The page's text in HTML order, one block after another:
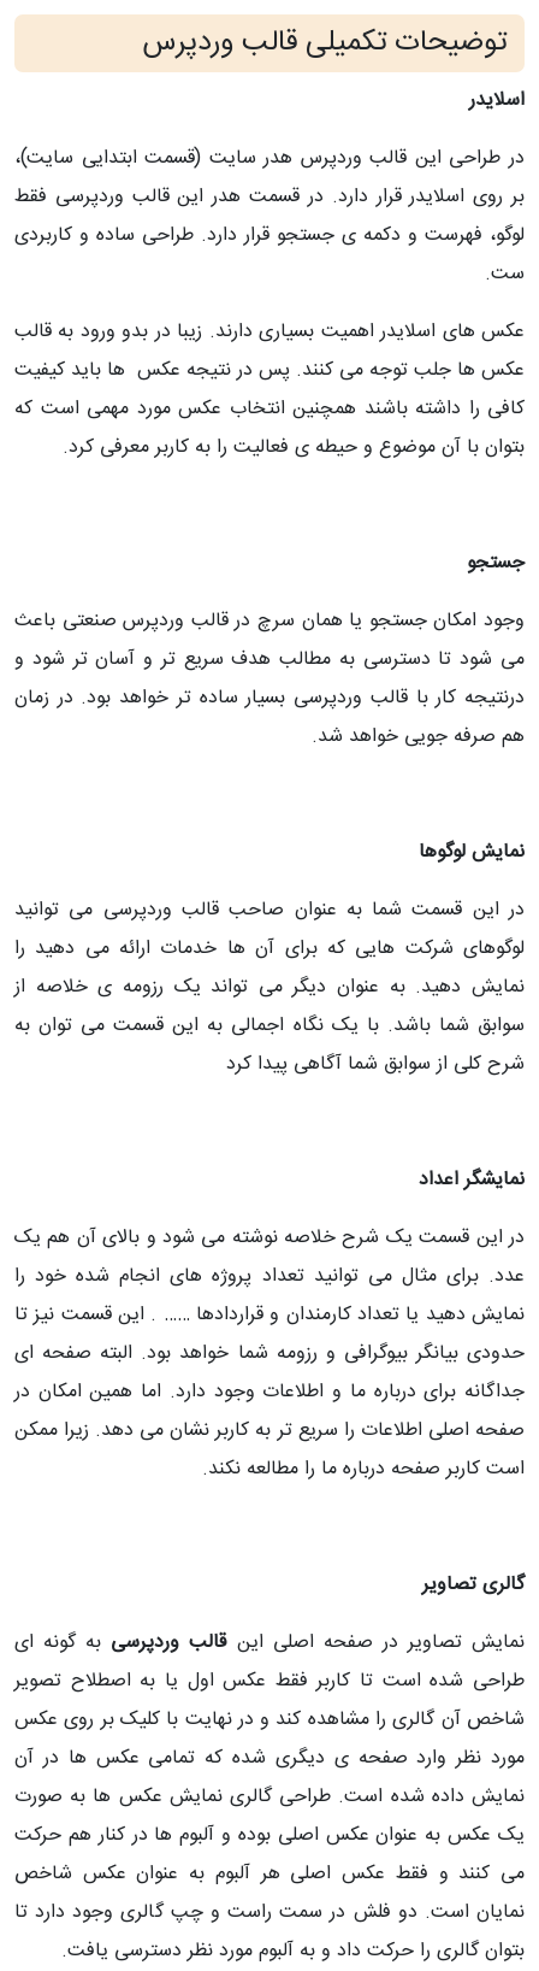
توضیحات تکمیلی قالب وردپرس
اسلایدر
در طراحی این قالب وردپرس هدر سایت (قسمت ابتدایی سایت)،
بر روی اسلایدر قرار دارد. در قسمت هدر این قالب وردپرسی فقط
لوگو، فهرست و دکمه ی جستجو قرار دارد. طراحی ساده و کاربردی
ست.
عکس های اسلایدر اهمیت بسیاری دارند. زیبا در بدو ورود به قالب
عکس ها جلب توجه می کنند. پس در نتیجه عکس ها باید کیفیت
کافی را داشته باشند همچنین انتخاب عکس مورد مهمی است که
بتوان با آن موضوع و حیطه ی فعالیت را به کاربر معرفی کرد.
جستجو
وجود امکان جستجو یا همان سرچ در قالب وردپرس صنعتی باعث
می شود تا دسترسی به مطالب هدف سریع تر و آسان تر شود و
درنتیجه کار با قالب وردپرسی بسیار ساده تر خواهد بود. در زمان
هم صرفه جویی خواهد شد.
نمایش لوگوها
در این قسمت شما به عنوان صاحب قالب وردپرسی می توانید
لوگوهای شرکت هایی که برای آن ها خدمات ارائه می دهید را
نمایش دهید. به عنوان دیگر می تواند یک رزومه ی خلاصه از
سوابق شما باشد. با یک نگاه اجمالی به این قسمت می توان به
شرح کلی از سوابق شما آگاهی پیدا کرد
نمایشگر اعداد
در این قسمت یک شرح خلاصه نوشته می شود و بالای آن هم یک
عدد. برای مثال می توانید تعداد پروژه های انجام شده خود را
نمایش دهید یا تعداد کارمندان و قراردادها …… . این قسمت نیز تا
حدودی بیانگر بیوگرافی و رزومه شما خواهد بود. البته صفحه ای
جداگانه برای درباره ما و اطلاعات وجود دارد. اما همین امکان در
صفحه اصلی اطلاعات را سریع تر به کاربر نشان می دهد. زیرا ممکن
است کاربر صفحه درباره ما را مطالعه نکند.
گالری تصاویر
نمایش تصاویر در صفحه اصلی اینقالب وردپرسی به گونه ای
طراحی شده است تا کاربر فقط عکس اول یا به اصطلاح تصویر
شاخص آن گالری را مشاهده کند و در نهایت با کلیک بر روی عکس
مورد نظر وارد صفحه ی دیگری شده که تمامی عکس ها در آن
نمایش داده شده است. طراحی گالری نمایش عکس ها به صورت
یک عکس به عنوان عکس اصلی بوده و آلبوم ها در کنار هم حرکت
می کنند و فقط عکس اصلی هر آلبوم به عنوان عکس شاخص
نمایان است. دو فلش در سمت راست و چپ گالری وجود دارد تا
بتوان گالری را حرکت داد و به آلبوم مورد نظر دسترسی یافت.